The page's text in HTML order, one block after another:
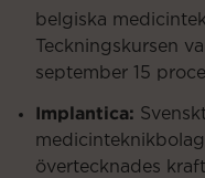
belgiska
Teckningskursen
september 15
Implantica:
övertecknades